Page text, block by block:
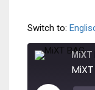
Switch to:
MiXT